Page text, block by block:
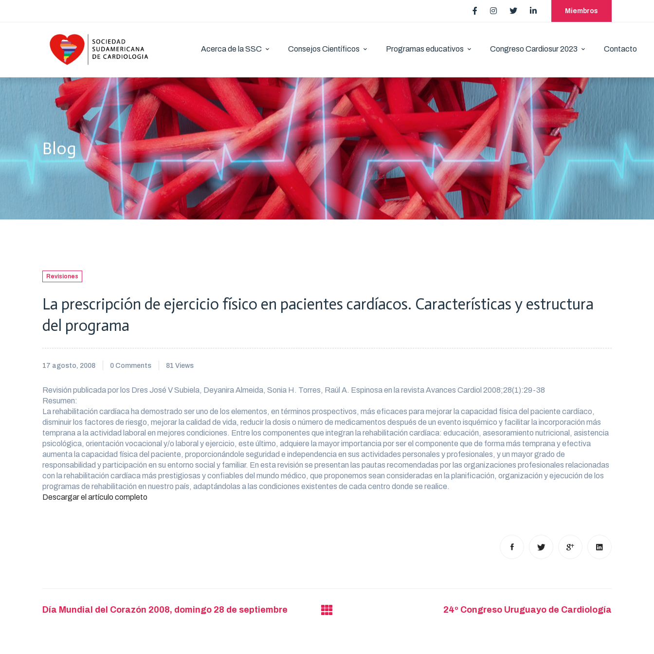
Miembros
Acerca de la SSC Consejos Científicos Programas educativos Congreso Cardiosur 2023 Contacto
Blog
Revisiones
La prescripción de ejercicio físico en pacientes cardíacos. Características y estructura
del programa
17 agosto, 2008 0 Comments 81 Views
Revisión publicada por los Dres José V Subiela, Deyanira Almeida, Sonia H. Torres, Raúl A. Espinosa en la revista Avances Cardiol 2008;28(1):29-38
Resumen:
La rehabilitación cardíaca ha demostrado ser uno de los elementos, en términos prospectivos, más eficaces para mejorar la capacidad física del paciente cardíaco,
disminuir los factores de riesgo, mejorar la calidad de vida, reducir la dosis o número de medicamentos después de un evento isquémico y facilitar la incorporación más
temprana a la actividad laboral en mejores condiciones. Entre los componentes que integran la rehabilitación cardíaca: educación, asesoramiento nutricional, asistencia
psicológica, orientación vocacional y/o laboral y ejercicio, este último, adquiere la mayor importancia por ser el componente que de forma más temprana y efectiva
aumenta la capacidad física del paciente, proporcionándole seguridad e independencia en sus actividades personales y profesionales, y un mayor grado de
responsabilidad y participación en su entorno social y familiar. En esta revisión se presentan las pautas recomendadas por las organizaciones profesionales relacionadas
con la rehabilitación cardíaca más prestigiosas y confiables del mundo médico, que proponemos sean consideradas en la planificación, organización y ejecución de los
programas de rehabilitación en nuestro país, adaptándolas a las condiciones existentes de cada centro donde se realice.
Descargar el artículo completo
Post
Día Mundial del Corazón 2008, domingo 28 de septiembre 24º Congreso Uruguayo de Cardiología